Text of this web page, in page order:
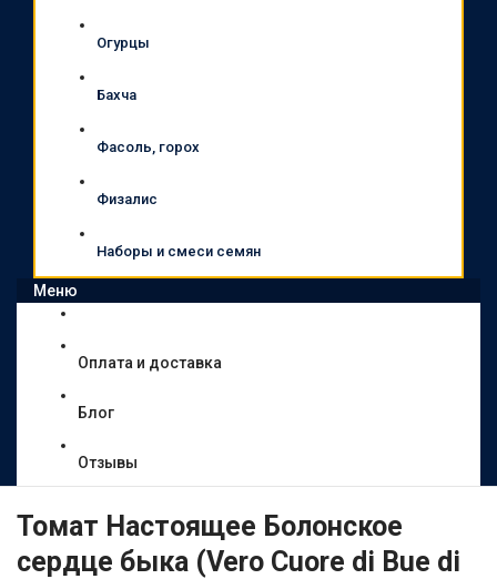
Огурцы
Бахча
Фасоль, горох
Физалис
Наборы и смеси семян
Меню
Оплата и доставка
Блог
Отзывы
Томат Настоящее Болонское
сердце быка (Vero Cuore di Bue di